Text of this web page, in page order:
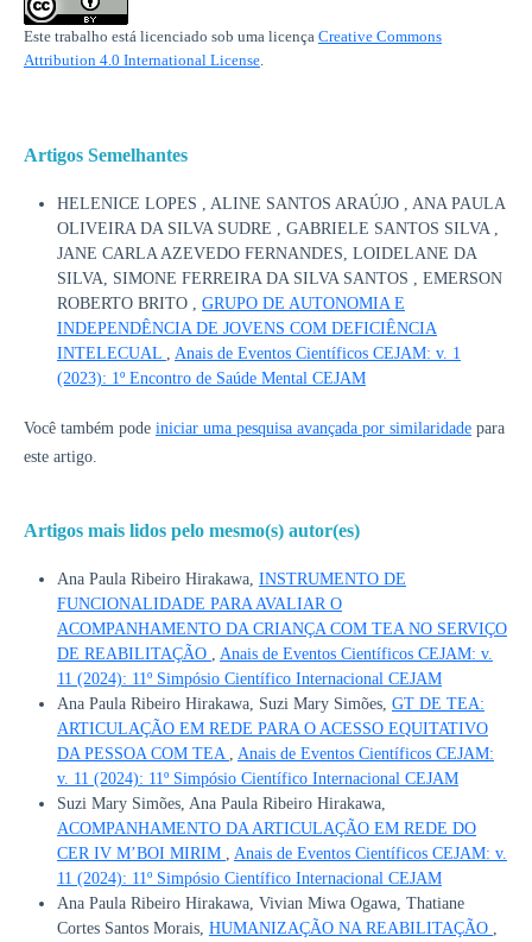
Este trabalho está licenciado sob uma licença Creative Commons
Attribution 4.0 International License.
Artigos Semelhantes
HELENICE LOPES , ALINE SANTOS ARAÚJO , ANA PAULA
OLIVEIRA DA SILVA SUDRE , GABRIELE SANTOS SILVA ,
JANE CARLA AZEVEDO FERNANDES, LOIDELANE DA
SILVA, SIMONE FERREIRA DA SILVA SANTOS , EMERSON
ROBERTO BRITO , GRUPO DE AUTONOMIA E
INDEPENDÊNCIA DE JOVENS COM DEFICIÊNCIA
INTELECUAL
Anais de Eventos Científicos CEJAM: v. 1
(2023): 1º Encontro de Saúde Mental CEJAM
Você também pode iniciar uma pesquisa avançada por similaridadepara
este artigo.
Artigos mais lidos pelo mesmo(s) autor(es)
Ana Paula Ribeiro Hirakawa, INSTRUMENTO DE
FUNCIONALIDADE PARA AVALIAR O
ACOMPANHAMENTO DA CRIANÇA COM TEA NO SERVIÇO
DE REABILITAÇÃO
Anais de Eventos Científicos CEJAM: v.
11 (2024): 11º Simpósio Científico Internacional CEJAM
Ana Paula Ribeiro Hirakawa, Suzi Mary Simões, GT DE TEA:
ARTICULAÇÃO EM REDE PARA O ACESSO EQUITATIVO
DA PESSOA COM TEA
Anais de Eventos Científicos CEJAM:
v. 11 (2024): 11º Simpósio Científico Internacional CEJAM
Suzi Mary Simões, Ana Paula Ribeiro Hirakawa,
ACOMPANHAMENTO DA ARTICULAÇÃO EM REDE DO
CER IV M’BOI MIRIM
Anais de Eventos Científicos CEJAM: v.
11 (2024): 11º Simpósio Científico Internacional CEJAM
Ana Paula Ribeiro Hirakawa, Vivian Miwa Ogawa, Thatiane
Cortes Santos Morais, HUMANIZAÇÃO NA REABILITAÇÃO